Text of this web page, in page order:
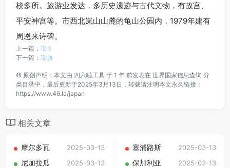
校多所。旅游业发达，多历史遗迹与古代文物，有故宫、
平安神宫等。市西北岚山山麓的龟山公园内，1979年建有
周恩来诗碑。
上一篇： 瑞士
下一篇： 瑞典
© 原创声明：本文由 四六啦工具 于 1 年 前发表在 世界国家信息查询 分
类目录中，最后更新于2025年3月13日，转载请注明本文永久链接：
https://www.46.la/japan
相关文章
摩尔多瓦 2025-03-13 塞浦路斯 2025-03-13
尼加拉瓜 2025-03-13 保加利亚 2025-03-13